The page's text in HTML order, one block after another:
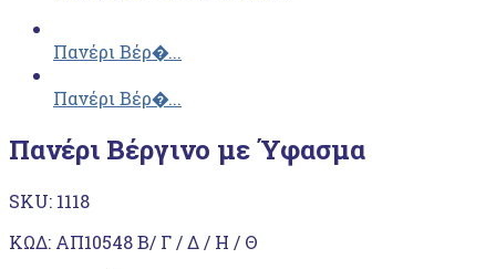
Πανέρι Βέρ�...
Πανέρι Βέρ�...
Πανέρι Βέργινο με Ύφασμα
SKU: 1118
ΚΩΔ: ΑΠ10548 Β/ Γ / Δ / Η / Θ